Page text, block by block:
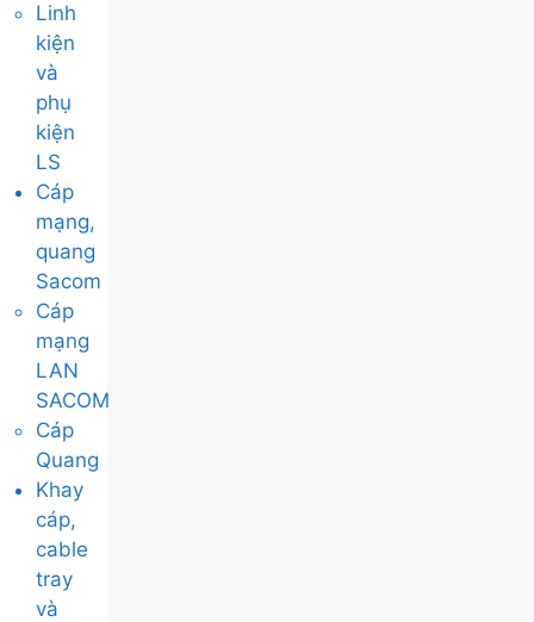
Linh
kiện
và
phụ
kiện
LS
Cáp
mạng,
quang
Sacom
Cáp
mạng
LAN
SACOM
Cáp
Quang
Khay
cáp,
cable
tray
và